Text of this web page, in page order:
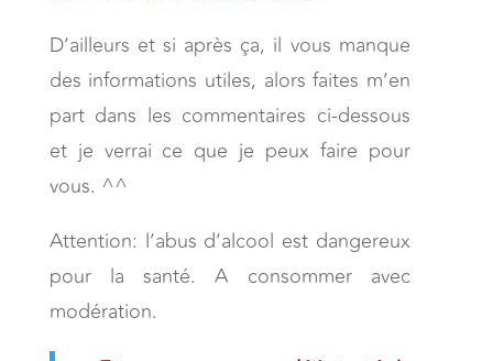
D’ailleurs et si après ça, il vous manque
des informations utiles, alors faites m’en
part dans les commentaires ci-dessous
et je verrai ce que je peux faire pour
vous. ^^
Attention: l’abus d’alcool est dangereux
pour la santé. A consommer avec
modération.